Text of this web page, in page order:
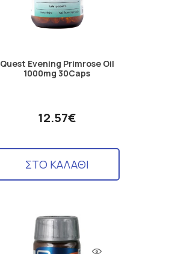
Quest Evening Primrose Oil
1000mg 30Caps
12.57€
ΣΤΟ ΚΑΛΑΘΙ